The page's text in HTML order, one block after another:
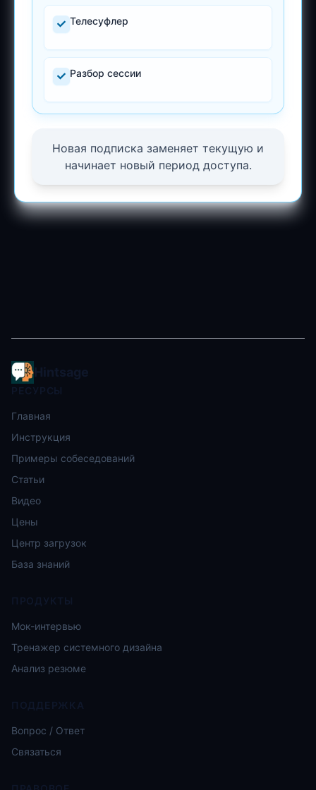
Телесуфлер
Разбор сессии
Новая подписка заменяет текущую и
начинает новый период доступа.
Hintsage
РЕСУРСЫ
Главная
Инструкция
Примеры собеседований
Статьи
Видео
Цены
Центр загрузок
База знаний
ПРОДУКТЫ
Мок-интервью
Тренажер системного дизайна
Анализ резюме
ПОДДЕРЖКА
Вопрос / Ответ
Связаться